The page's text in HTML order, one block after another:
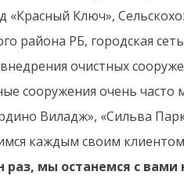
Ключ»,
района РБ, городская
очистных
сооружения очень часто
Виладж», «Сильва
каждым своим
мы останемся с вами